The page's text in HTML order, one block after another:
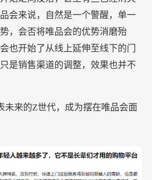
会来说，自然是一个警醒，单一
，会否将唯品会的优势消磨殆
也开始了从线上延伸至线下的门
是销售渠道的调整，效果也并不
未来的Z世代，成为摆在唯品会面